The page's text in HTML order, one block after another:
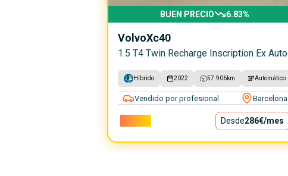
BUEN PRECIO 6.83%
VolvoXc40
1.5 T4 Twin Recharge Inscription Ex Auto
Híbrido 2022 57.906km Automático
Vendido por profesional Barcelona
Desde286€/mes